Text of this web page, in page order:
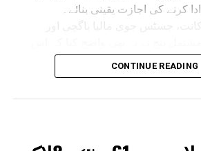
کرنے کی اجازت یقینی بنائے۔
اور مسلم فریق باہمی رضامندی سے
کسی متبادل مقام پر غور کرنے سے
کے درمیان نماز کے لیے متنازع مقام
جگہ فراہم کی جائے۔بعد ازاں
CONTINUE READING